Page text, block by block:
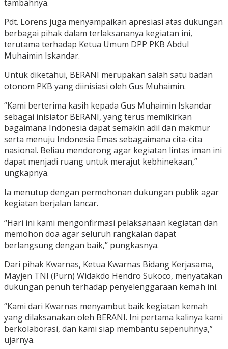
tambahnya.
Pdt. Lorens juga menyampaikan apresiasi atas dukungan
berbagai pihak dalam terlaksananya kegiatan ini,
terutama terhadap Ketua Umum DPP PKB Abdul
Muhaimin Iskandar.
Untuk diketahui, BERANI merupakan salah satu badan
otonom PKB yang diinisiasi oleh Gus Muhaimin.
“Kami berterima kasih kepada Gus Muhaimin Iskandar
sebagai inisiator BERANI, yang terus memikirkan
bagaimana Indonesia dapat semakin adil dan makmur
serta menuju Indonesia Emas sebagaimana cita-cita
nasional. Beliau mendorong agar kegiatan lintas iman ini
dapat menjadi ruang untuk merajut kebhinekaan,”
ungkapnya.
Ia menutup dengan permohonan dukungan publik agar
kegiatan berjalan lancar.
“Hari ini kami mengonfirmasi pelaksanaan kegiatan dan
memohon doa agar seluruh rangkaian dapat
berlangsung dengan baik,” pungkasnya.
Dari pihak Kwarnas, Ketua Kwarnas Bidang Kerjasama,
Mayjen TNI (Purn) Widakdo Hendro Sukoco, menyatakan
dukungan penuh terhadap penyelenggaraan kemah ini.
“Kami dari Kwarnas menyambut baik kegiatan kemah
yang dilaksanakan oleh BERANI. Ini pertama kalinya kami
berkolaborasi, dan kami siap membantu sepenuhnya,”
ujarnya.